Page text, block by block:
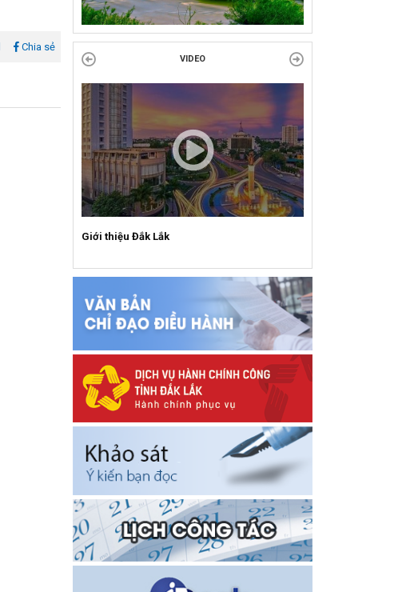
Chia sẻ
Công đoàn phường Tuy Hòa tổ chức chuỗi
hoạt động chào mừng 97 năm ngày thành lập
Công đoàn Việt Nam (28/7/1929 –...
VIDEO
Giới thiệu Đắk Lắk